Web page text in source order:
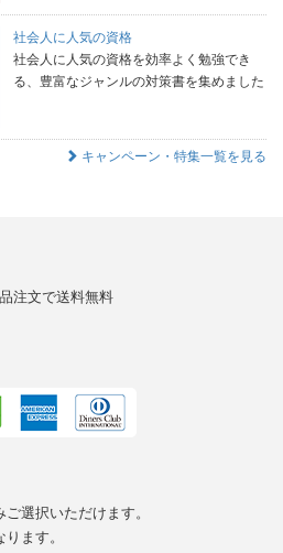
社会人に人気の資格
社会人に人気の資格を効率よく勉強でき
る、豊富なジャンルの対策書を集めました
キャンペーン・特集一覧を見る
注文で送料無料
選択いただけます。
ます。